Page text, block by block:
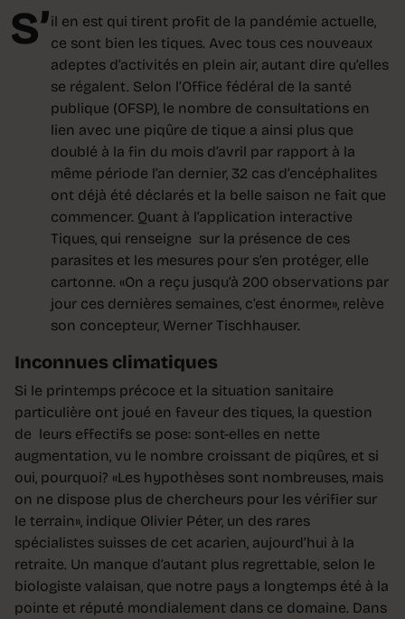
S’il en est qui tirent profit de la pandémie actuelle,
ce sont bien les tiques. Avec tous ces nouveaux
adeptes d’activités en plein air, autant dire qu’elles
se régalent. Selon l’Office fédéral de la santé
publique (OFSP), le nombre de consultations en
lien avec une piqûre de tique a ainsi plus que
doublé à la fin du mois d’avril par rapport à la
même période l’an dernier, 32 cas d’encéphalites
ont déjà été déclarés et la belle saison ne fait que
commencer. Quant à l’application interactive
Tiques, qui renseigne sur la présence de ces
parasites et les mesures pour s’en protéger, elle
cartonne. «On a reçu jusqu’à 200 observations par
jour ces dernières semaines, c’est énorme», relève
son concepteur, Werner Tischhauser.
Inconnues climatiques
Si le printemps précoce et la situation sanitaire
particulière ont joué en faveur des tiques, la question
de leurs effectifs se pose: sont-elles en nette
augmentation, vu le nombre croissant de piqûres, et si
oui, pourquoi? «Les hypothèses sont nombreuses, mais
on ne dispose plus de chercheurs pour les vérifier sur
le terrain», indique Olivier Péter, un des rares
spécialistes suisses de cet acarien, aujourd’hui à la
retraite. Un manque d’autant plus regrettable, selon le
biologiste valaisan, que notre pays a longtemps été à la
pointe et réputé mondialement dans ce domaine. Dans